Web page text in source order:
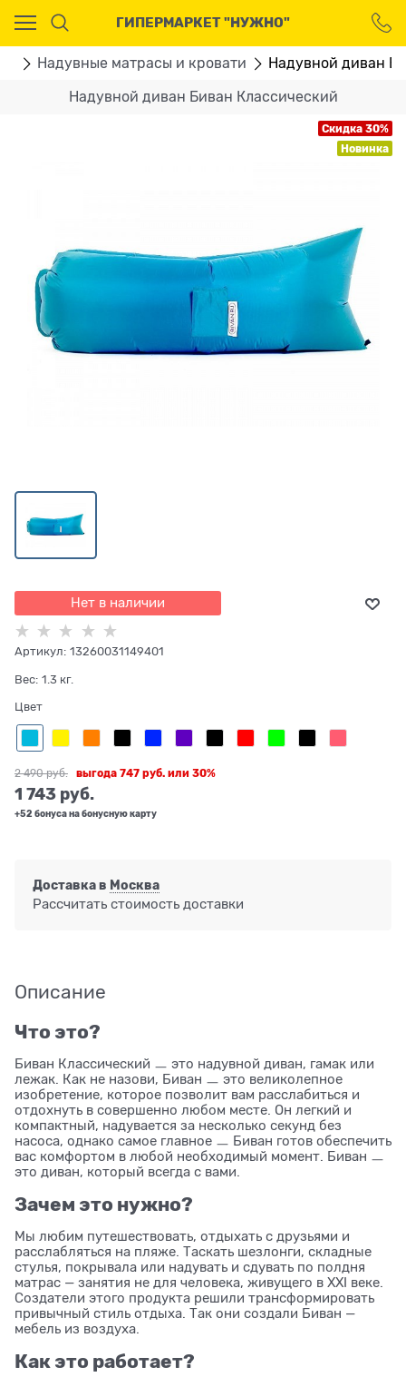
ГИПЕРМАРКЕТ "НУЖНО"
Надувные матрасы и кровати Надувной диван
Надувной диван Биван Классический
Скидка 30%
Новинка
Нет в наличии
Артикул: 13260031149401
Вес: 1.3 кг.
Цвет
2 490 руб.
1 743 руб.
выгода747 руб. или30%
+52 бонуса на бонусную карту
Доставка в Москва
Рассчитать стоимость доставки
Описание
Что это?
Биван Классический ㅡ это надувной диван, гамак или
лежак. Как не назови, Биван ㅡ это великолепное
изобретение, которое позволит вам расслабиться и
отдохнуть в совершенно любом месте. Он легкий и
компактный, надувается за несколько секунд без
насоса, однако самое главное ㅡ Биван готов обеспечить
вас комфортом в любой необходимый момент. Биван ㅡ
это диван, который всегда с вами.
Зачем это нужно?
Мы любим путешествовать, отдыхать с друзьями и
расслабляться на пляже. Таскать шезлонги, складные
стулья, покрывала или надувать и сдувать по полдня
матрас — занятия не для человека, живущего в ХXI веке.
Создатели этого продукта решили трансформировать
привычный стиль отдыха. Так они создали Биван —
мебель из воздуха.
Как это работает?
Ваш город - Москва,
угадали?
ДА НЕТ